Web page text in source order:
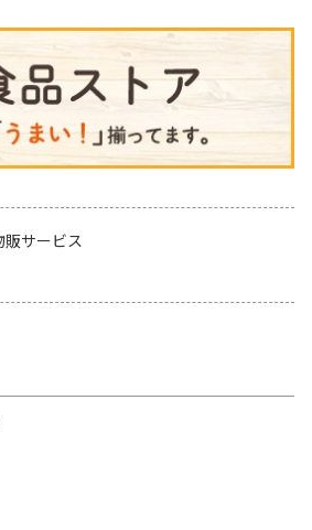
販サービス